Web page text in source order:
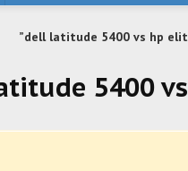
5400